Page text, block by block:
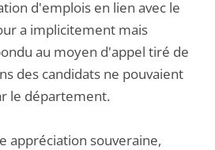
d'emplois en lien avec le
a implicitement mais
au moyen d'appel tiré de
des candidats ne pouvaient
le département.
appréciation souveraine,